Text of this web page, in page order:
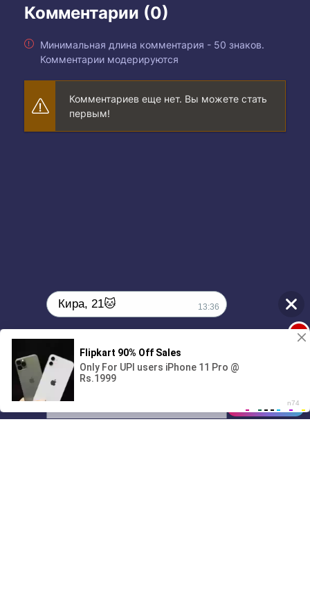
Комментарии (0)
Минимальная длина комментария - 50 знаков.
Комментарии модерируются
Комментариев еще нет. Вы можете стать
первым!
01/07
00:00
Кира, 21🐱 13:36
Поиграешь со мной? 💖🐾
1